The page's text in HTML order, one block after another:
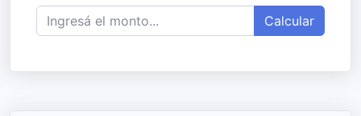
Calcular